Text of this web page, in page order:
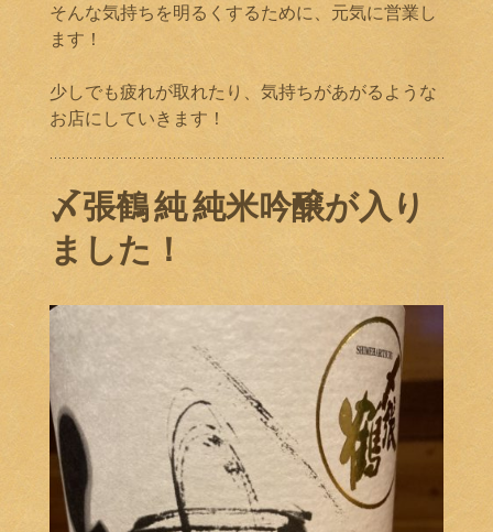
そんな気持ちを明るくするために、元気に営業し
ます！
少しでも疲れが取れたり、気持ちがあがるような
お店にしていきます！
〆張鶴 純 純米吟醸が入り
ました！